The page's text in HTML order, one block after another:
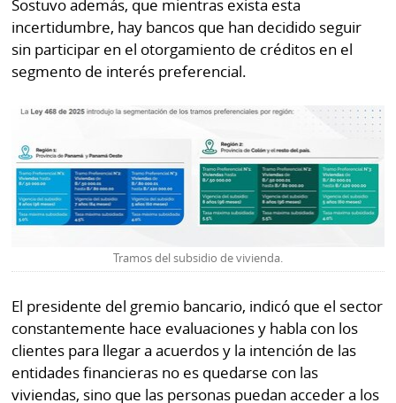
Sostuvo además, que mientras exista esta
incertidumbre, hay bancos que han decidido seguir
sin participar en el otorgamiento de créditos en el
segmento de interés preferencial.
Tramos del subsidio de vivienda.
El presidente del gremio bancario, indicó que el sector
constantemente hace evaluaciones y habla con los
clientes para llegar a acuerdos y la intención de las
entidades financieras no es quedarse con las
viviendas, sino que las personas puedan acceder a los